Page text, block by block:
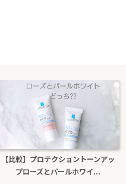
乾燥するのにテカる！大人のニ
ビもできる人が気をつける...